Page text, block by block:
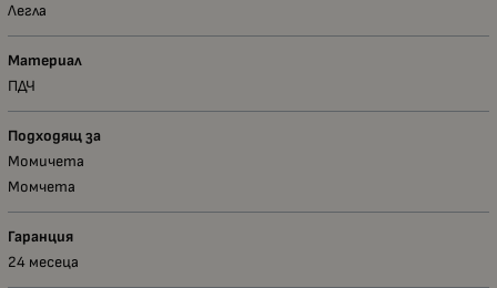
Легла
Материал
ПДЧ
Подходящ за
Момичета
Момчета
Гаранция
24 месеца